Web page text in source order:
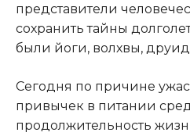
представители
сохранить тайны
были йоги, волхвы,
Сегодня по причине
привычек в питании
продолжительность